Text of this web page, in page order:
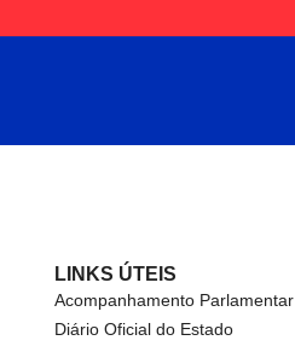
LINKS ÚTEIS
Acompanhamento Parlamentar
Diário Oficial do Estado